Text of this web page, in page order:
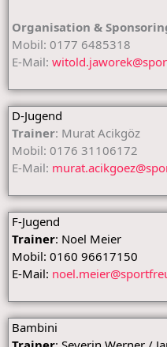
Organisation &
Mobil: 0177 6485318
E-Mail:
D-Jugend
Trainer: Murat Acikgöz
Mobil: 0176 31106172
E-Mail:
F-Jugend
Trainer: Noel Meier
Mobil: 0160 96617150
E-Mail:
Bambini